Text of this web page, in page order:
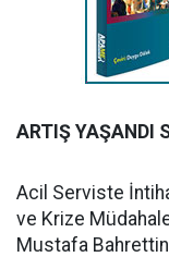
ARTIŞ YAŞANDI
Acil Serviste
ve Krize
Mustafa